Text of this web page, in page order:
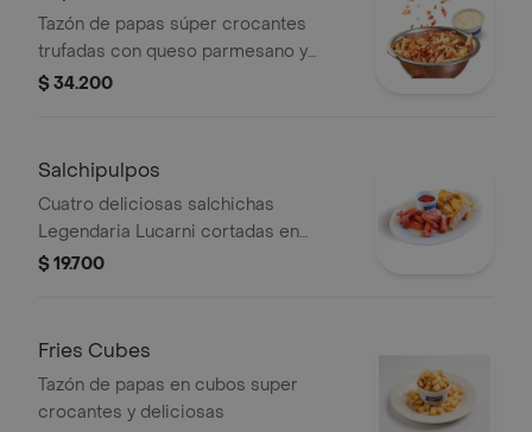
bacon
Tazón de papas súper crocantes
trufadas con queso parmesano y
sazonador especial, con adición de
cheese bacon. Especiales para
compartir.
$ 34.200
Salchipulpos
Cuatro deliciosas salchichas
Legendaria Lucarni cortadas en
divertidos pulpitos, acompañadas de
$ 19.700
Fries Cubes
Tazón de papas en cubos super
crocantes y deliciosas